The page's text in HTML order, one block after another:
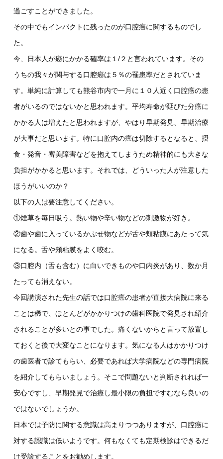
過ごすことができました。
その中でもインパクトに残ったのが口腔癌に関するものでし
た。
今、日本人が癌にかかる確率は１/２と言われています。その
うちの我々が関与する口腔癌は５％の罹患率だとされていま
す。単純に計算しても熊谷市内で一月に１０人近く口腔癌の患
者がいるのではないかと思われます。平均寿命が延びた分癌に
かかる人は増えたと思われますが、やはり早期発見、早期治療
が大事だと思います。特に口腔内の癌は切除するとなると、摂
食・発音・審美障害などを抱えてしまうため精神的にも大きな
負担がかかると思います。それでは、どういった人が注意した
ほうがいいのか？
以下の人は要注意してください。
①煙草を毎日吸う。熱い物や辛い物などの刺激物が好き。
②歯や歯に入っているかぶせ物などが舌や頬粘膜にあたって気
になる。舌や頬粘膜をよく咬む。
③口腔内（舌も含む）に白いできものや口内炎があり、数か月
たっても消えない。
今回講演された先生の話では口腔癌の患者が直接大病院に来る
ことは稀で、ほとんどがかかりつけの歯科医院で発見され紹介
されることが多いとの事でした。痛くないからと言って放置し
ておくと後で大変なことになります。気になる人はかかりつけ
の歯医者で診てもらい、必要であれば大学病院などの専門病院
を紹介してもらいましょう。そこで問題ないと判断されれば一
安心ですし、早期発見で治療し最小限の負担ですむなら良いの
ではないでしょうか。
日本では予防に関する意識は高まりつつありますが、口腔癌に
対する認識は低いようです。何もなくても定期検診はできるだ
け受診することをお勧めします。